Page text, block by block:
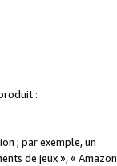
:
; par exemple, un
de jeux », « Amazon